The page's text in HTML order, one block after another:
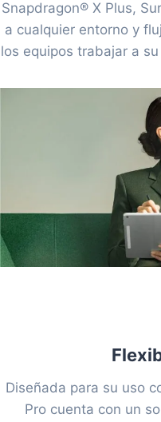
Snapdragon® X Plus,
a cualquier entorno y
los equipos trabajar a
Diseñada para su uso
Pro cuenta con un